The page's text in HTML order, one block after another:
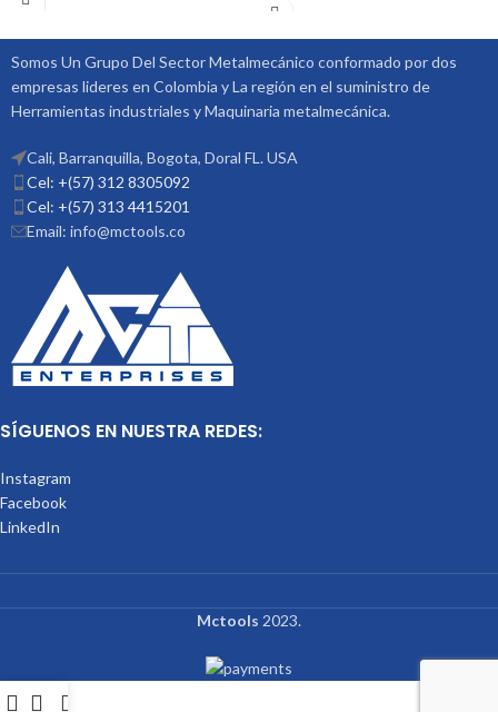
Somos Un Grupo Del Sector Metalmecánico conformado por dos
empresas lideres en Colombia y La región en el suministro de
Herramientas industriales y Maquinaria metalmecánica.
Cali, Barranquilla, Bogota, Doral FL. USA
Cel: +(57) 312 8305092
Cel: +(57) 313 4415201
Email: info@mctools.co
SÍGUENOS EN NUESTRA REDES:
Instagram
Facebook
LinkedIn
Mctools 2023.